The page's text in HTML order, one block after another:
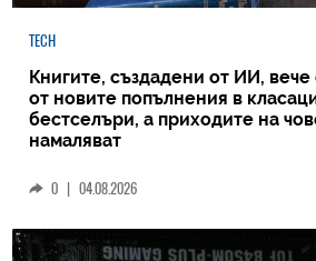
TECH
Книгите, създадени от ИИ,
от новите попълнения в
бестселъри, а приходите на
намаляват
0 | 04.08.2026